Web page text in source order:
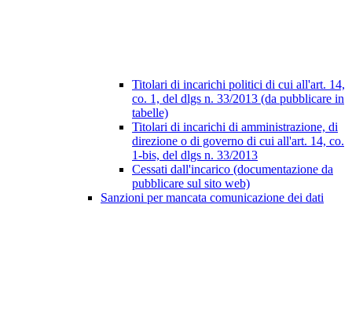
Titolari di incarichi politici di cui all'art. 14,
co. 1, del dlgs n. 33/2013 (da pubblicare in
tabelle)
Titolari di incarichi di amministrazione, di
direzione o di governo di cui all'art. 14, co.
1-bis, del dlgs n. 33/2013
Cessati dall'incarico (documentazione da
pubblicare sul sito web)
Sanzioni per mancata comunicazione dei dati